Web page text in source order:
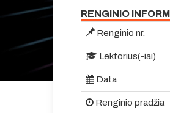
RENGINIO
Renginio nr.
Lektorius(-iai)
Data
Renginio pradžia